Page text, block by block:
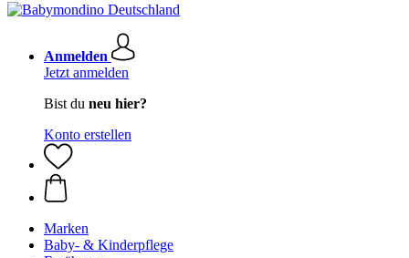
Anmelden
Jetzt anmelden
Bist du neu hier?
Konto erstellen
Marken
Baby- & Kinderpflege